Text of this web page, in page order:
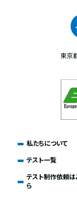
東京
私たちについて
テスト一覧
テスト制作依頼は
ら